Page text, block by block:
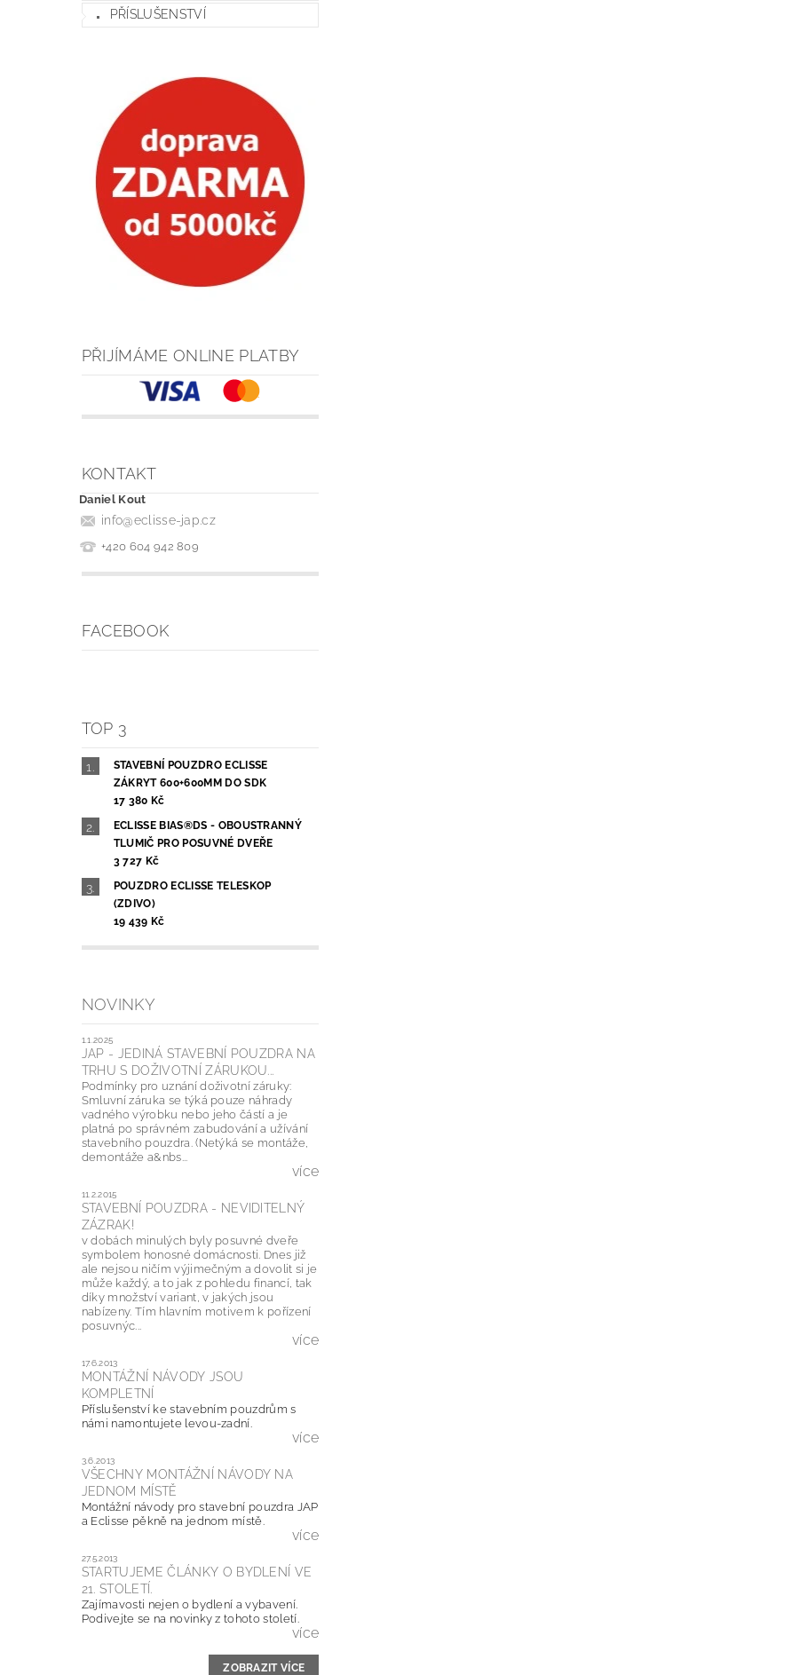
PŘÍSLUŠENSTVÍ
PŘIJÍMÁME ONLINE PLATBY
KONTAKT
Daniel Kout
info@eclisse-jap.cz
+420 604 942 809
FACEBOOK
TOP 3
STAVEBNÍ POUZDRO ECLISSE
ZÁKRYT 600+600MM DO SDK
17 380 Kč
ECLISSE BIAS®DS - OBOUSTRANNÝ
TLUMIČ PRO POSUVNÉ DVEŘE
3 727 Kč
POUZDRO ECLISSE TELESKOP
(ZDIVO)
19 439 Kč
NOVINKY
1.1.2025
JAP - JEDINÁ STAVEBNÍ POUZDRA NA
TRHU S DOŽIVOTNÍ ZÁRUKOU...
Podmínky pro uznání doživotní záruky:
Smluvní záruka se týká pouze náhrady
vadného výrobku nebo jeho částí a je
platná po správném zabudování a užívání
stavebního pouzdra. (Netýká se montáže,
demontáže a&nbs...
více
11.2.2015
STAVEBNÍ POUZDRA - NEVIDITELNÝ
ZÁZRAK!
v dobách minulých byly posuvné dveře
symbolem honosné domácnosti. Dnes již
ale nejsou ničím výjimečným a dovolit si je
může každý, a to jak z pohledu financí, tak
díky množství variant, v jakých jsou
nabízeny. Tím hlavním motivem k pořízení
posuvnýc...
více
17.6.2013
MONTÁŽNÍ NÁVODY JSOU
KOMPLETNÍ
Příslušenství ke stavebním pouzdrům s
námi namontujete levou-zadní.
více
3.6.2013
VŠECHNY MONTÁŽNÍ NÁVODY NA
JEDNOM MÍSTĚ
Montážní návody pro stavební pouzdra JAP
a Eclisse pěkně na jednom místě.
více
27.5.2013
STARTUJEME ČLÁNKY O BYDLENÍ VE
21. STOLETÍ.
Zajímavosti nejen o bydlení a vybavení.
Podivejte se na novinky z tohoto století.
více
ZOBRAZIT VÍCE